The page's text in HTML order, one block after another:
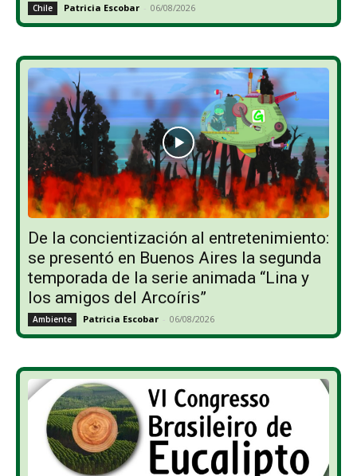
Chile Patricia Escobar - 06/08/2026
De la concientización al entretenimiento:
se presentó en Buenos Aires la segunda
temporada de la serie animada “Lina y
los amigos del Arcoíris”
Ambiente Patricia Escobar - 06/08/2026